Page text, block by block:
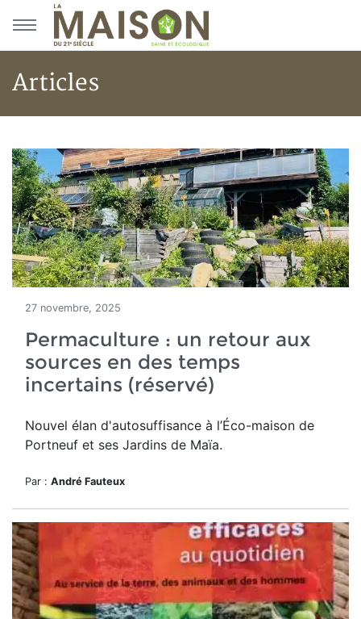
Aller au menu principal
Aller au contenu principal
Articles
Articles
27 novembre, 2025
Permaculture : un retour aux
sources en des temps
incertains (réservé)
Nouvel élan d'autosuffisance à l’Éco-maison de
Portneuf et ses Jardins de Maïa.
Par : André Fauteux